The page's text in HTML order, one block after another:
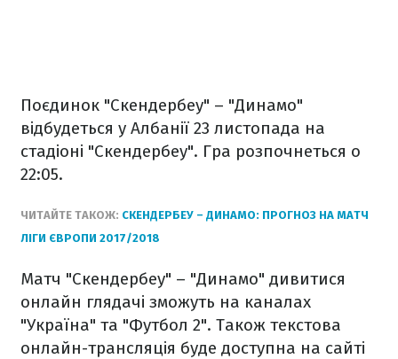
Поєдинок "Скендербеу" – "Динамо"
відбудеться у Албанії 23 листопада на
стадіоні "Скендербеу". Гра розпочнеться о
22:05.
ЧИТАЙТЕ ТАКОЖ: СКЕНДЕРБЕУ – ДИНАМО: ПРОГНОЗ НА МАТЧ
ЛІГИ ЄВРОПИ 2017/2018
Матч "Скендербеу" – "Динамо" дивитися
онлайн глядачі зможуть на каналах
"Україна" та "Футбол 2". Також текстова
онлайн-трансляція буде доступна на сайті